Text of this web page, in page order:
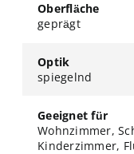
Oberfläche
geprägt
Optik
spiegelnd
Geeignet für
Wohnzimmer,
Kinderzimmer,